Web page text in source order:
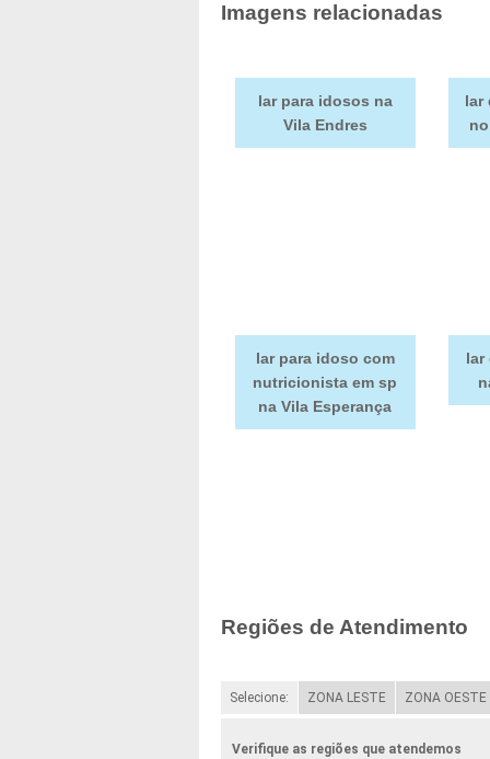
Imagens relacionadas
lar para idosos na
Vila Endres
lar
lar para idoso com
nutricionista em sp
na Vila Esperança
lar
Regiões de Atendimento
Selecione: ZONA LESTE ZONA OESTE
Verifique as regiões que atendemos